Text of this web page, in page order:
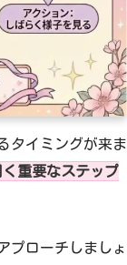
タイミングが来ま
重要なステップ
プローチしましょ